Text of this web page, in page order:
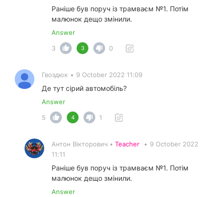
Раніше був поруч із трамваєм №1. Потім
малюнок дещо змінили.
Answer
3
3 0
Гвоздюк • 9 October 2022 11:09
Де тут сірий автомобіль?
Answer
5
4 1
Антон Вікторович • Teacher • 9 October 2022
11:11
Раніше був поруч із трамваєм №1. Потім
малюнок дещо змінили.
Answer